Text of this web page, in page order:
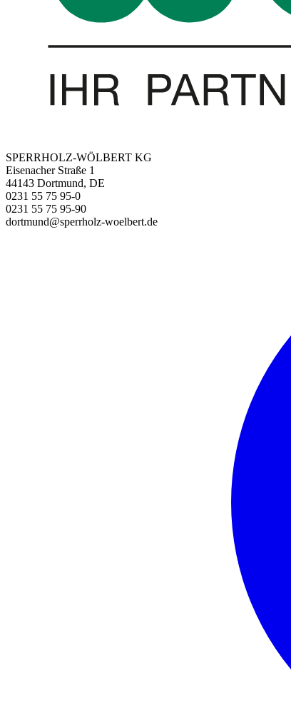
SPERRHOLZ-WÖLBERT KG
Eisenacher Straße 1
44143 Dortmund, DE
0231 55 75 95-0
0231 55 75 95-90
dortmund@sperrholz-woelbert.de